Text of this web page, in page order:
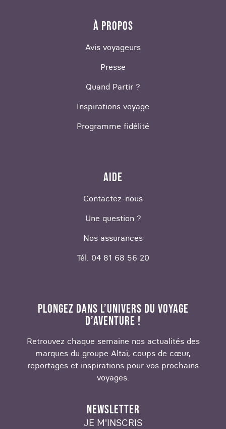
À PROPOS
Avis voyageurs
Presse
Quand Partir ?
Inspirations voyage
Programme fidélité
AIDE
Contactez-nous
Une question ?
Nos assurances
Tél. 04 81 68 56 20
PLONGEZ DANS L’UNIVERS DU VOYAGE
D’AVENTURE !
Retrouvez chaque semaine nos actualités des
marques du groupe Altaï, coups de cœur,
reportages et inspirations pour vos prochains
voyages.
NEWSLETTER
JE M'INSCRIS